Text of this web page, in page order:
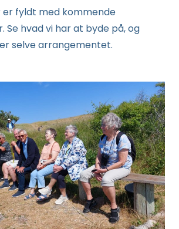
er fyldt med kommende
Se hvad vi har at byde på, og
selve arrangementet.